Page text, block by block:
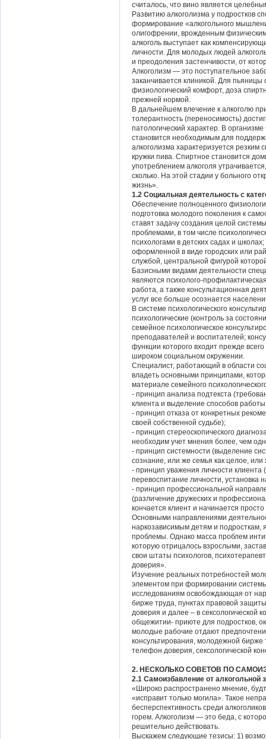
считалось, что вино является
Развитию алкоголизма у подростков
формирование «алкогольного
олигофрении, врожденным
алкоголь выступает как
личности. Для молодых людей
и преодоления застенчивости, от
Алкоголизм — это поступательное
заканчивается клиникой. Для
физиологический комфорт, доза
прежней нормой.
В дальнейшем влечение к алкоголю
толерантность (переносимость)
патологический характер. В
становится необходимым для
алкоголизма характеризуется
кружки пива. Спиртное становится
употреблением алкоголя
сколько. На этой стадии у больного
жизнь».
1.2 Социальная деятельность с
Обеспечение полноценного
подготовка молодого поколения к
ставят задачу создания целой
проблемами, в том числе
психологами в детских садах и
оформленной в виде городских или
службой, центральной фигурой
Базисными видами деятельности
являются психолого-
работа, а также консультационная
услуг все больше осознается
В системе психологического
психологические (контроль за
семейное психологическое
преподавателей и воспитателей;
функции которого входит прежде
широком социальном окружении.
Специалист, работающий в области
владеть основными принципами,
материале семейного
- принцип анализа подтекста
клиента и выделение способов
- принцип отказа от конкретных
своей собственной судьбе);
- принцип стереоскопического
необходим учет мнения более, чем
- принцип системности (выделение
сознание, или же семья как целое,
- принцип уважения личности клиента
перевоспитание личности, установка
- принцип профессиональной
(различение дружеских и
кончается клиент и начинается просто
Основными направлениями
наркозависимым детям и подросткам,
проблемы. Однако масса проблем
которую отрицалось взрослыми,
свои штаты психологов,
доверия».
Изучение реальных потребностей
элементом при формировании
исследованиям освобождающая от
бирже труда, пунктах правовой
доверия и далее – в сексологической
общежитии- приюте для подростков,
молодые рабочие отдают
консультирования, молодежной
телефон доверия, сексологической
2. НЕСКОЛЬКО СОВЕТОВ ПО
2.1 Самоизбавление от алкогольной
«Широко распространено мнение,
«исправит только могила». Такое
бесперспективность среди
горем. Алкоголизм — это беда, с
решительно действовать.
Выскажем следующие тезисы: 1)